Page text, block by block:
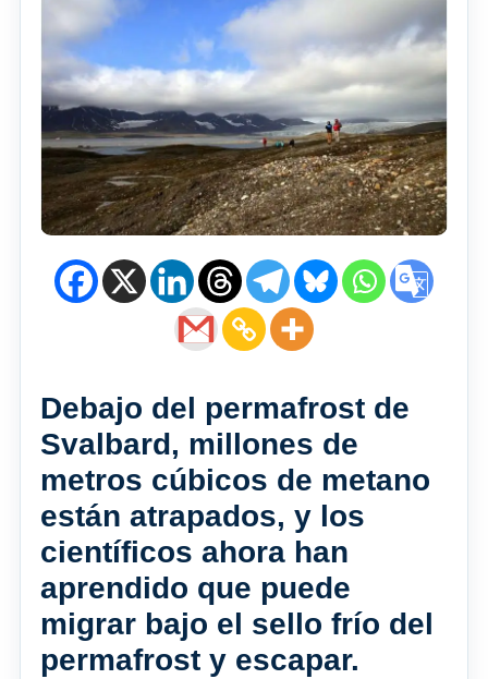
Debajo del permafrost de
Svalbard, millones de
metros cúbicos de metano
están atrapados, y los
científicos ahora han
aprendido que puede
migrar bajo el sello frío del
permafrost y escapar.